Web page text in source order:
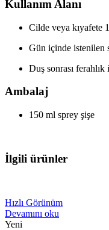
Kullanım Alanı
Cilde veya kıyafete
Gün içinde istenilen
Duş sonrası
Ambalaj
150 ml sprey şişe
İlgili ürünler
Hızlı Görünüm
Devamını oku
Yeni